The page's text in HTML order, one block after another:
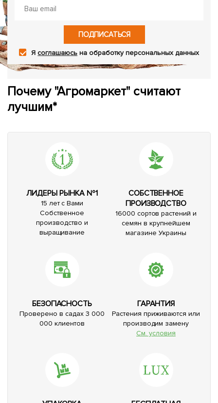
ПОДПИСАТЬСЯ
Ясоглашаюсь на обработку персональных данных
Почему "Агромаркет" считают
лучшим*
ЛИДЕРЫ РЫНКА №1
15 лет с Вами
Собственное
производство и
выращивание
СОБСТВЕННОЕ
ПРОИЗВОДСТВО
16000 сортов растений и
семян в крупнейшем
магазине Украины
БЕЗОПАСНОСТЬ
Проверено в садах 3 000
000 клиентов
ГАРАНТИЯ
Растения приживаются или
производим замену
См. условия